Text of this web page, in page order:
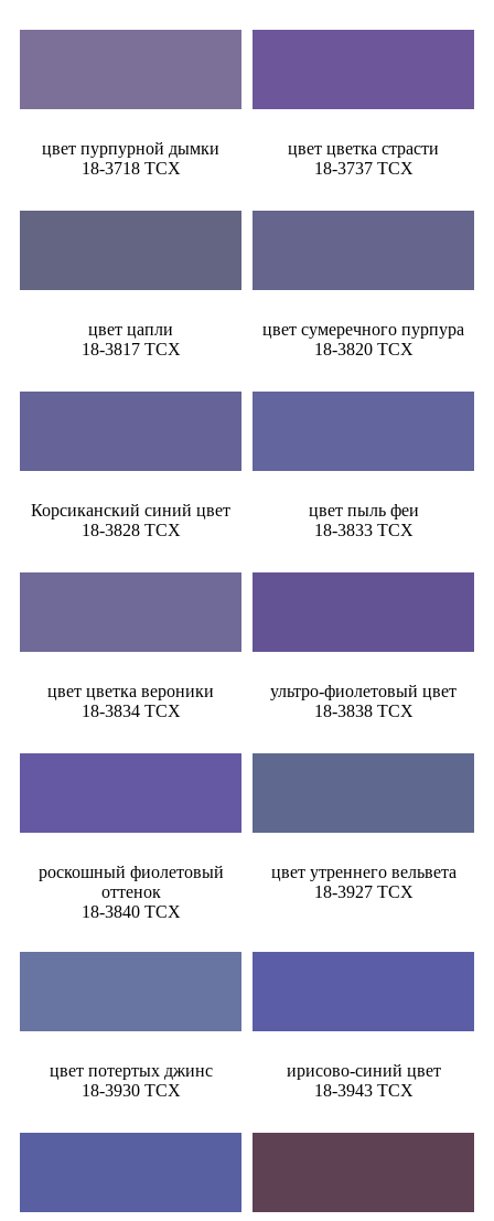
цвет пурпурной дымки
18-3718 TCX
цвет цветка страсти
18-3737 TCX
цвет цапли
18-3817 TCX
цвет сумеречного пурпура
18-3820 TCX
Корсиканский синий цвет
18-3828 TCX
цвет пыль феи
18-3833 TCX
цвет цветка вероники
18-3834 TCX
ультро-фиолетовый цвет
18-3838 TCX
роскошный фиолетовый
оттенок
18-3840 TCX
цвет утреннего вельвета
18-3927 TCX
цвет потертых джинс
18-3930 TCX
ирисово-синий цвет
18-3943 TCX